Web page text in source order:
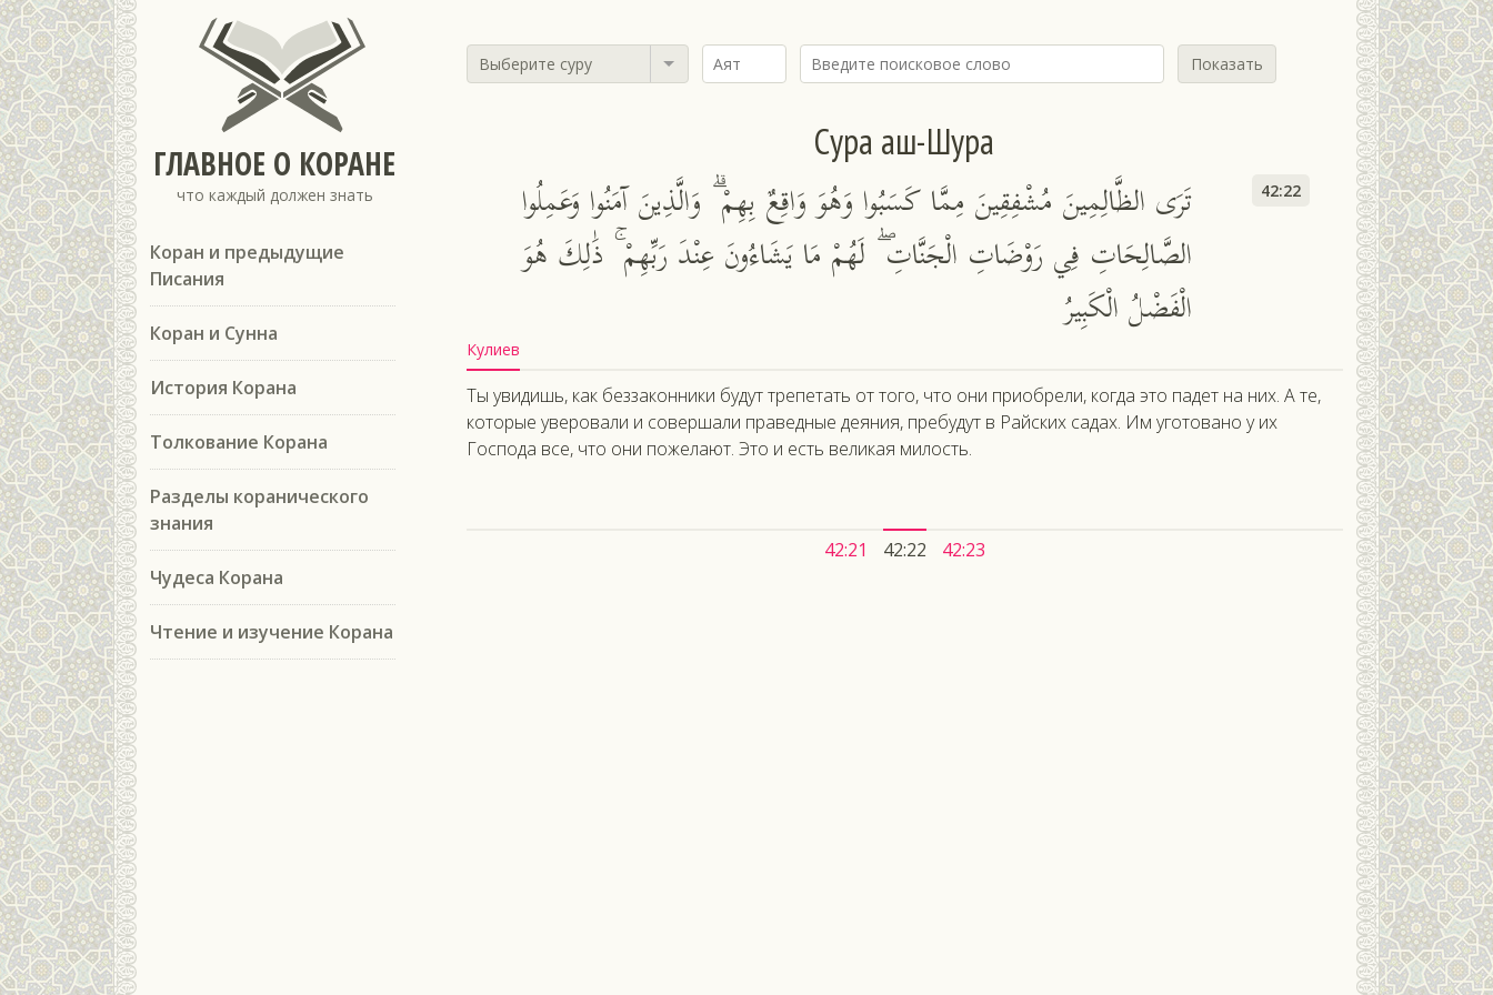
ГЛАВНОЕ О КОРАНЕ
что каждый должен знать
Коран и предыдущие
Писания
Коран и Сунна
История Корана
Толкование Корана
Разделы коранического
знания
Чудеса Корана
Чтение и изучение Корана
Выберите суру Показать
Сура аш-Шура
تَرَى الظَّالِمِينَ مُشْفِقِينَ مِمَّا كَسَبُوا وَهُوَ وَاقِعٌ بِهِمْ ۗ وَالَّذِينَ آمَنُوا وَعَمِلُوا
الصَّالِحَاتِ فِي رَوْضَاتِ الْجَنَّاتِ ۖ لَهُمْ مَا يَشَاءُونَ عِنْدَ رَبِّهِمْ ۚ ذَٰلِكَ هُوَ
الْفَضْلُ الْكَبِيرُ
42:22
Кулиев
Ты увидишь, как беззаконники будут трепетать от того, что они приобрели, когда это падет на них. А те,
которые уверовали и совершали праведные деяния, пребудут в Райских садах. Им уготовано у их
Господа все, что они пожелают. Это и есть великая милость.
42:21 42:22 42:23